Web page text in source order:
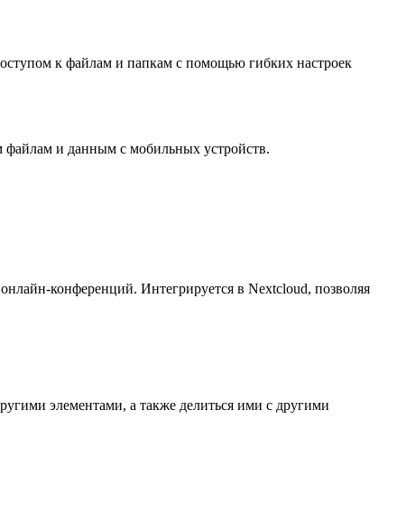
к файлам и папкам с помощью гибких настроек
файлам и данным с мобильных устройств.
конференций. Интегрируется в Nextcloud, позволяя
элементами, а также делиться ими с другими